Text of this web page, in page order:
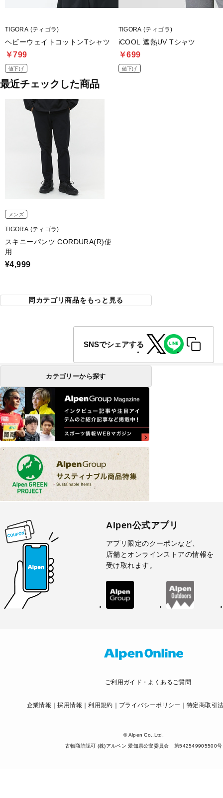
TIGORA (ティゴラ)
ヘビーウェイトコットンTシャツ
￥799
値下げ
TIGORA (ティゴラ)
iCOOL 遮熱UV Tシャツ
￥699
値下げ
最近チェックした商品
メンズ
TIGORA (ティゴラ)
スキニーパンツ CORDURA(R)使
用
¥4,999
同カテゴリ商品をもっと見る
SNSでシェアする
カテゴリーから探す
Alpen公式アプリ
アプリ限定のクーポンなど、
店舗とオンラインストアの情報を
受け取れます。
ご利用ガイド・よくあるご質問
企業情報 採用情報 利用規約 プライバシーポリシー 特定商取引
© Alpen Co.,Ltd.
古物商許認可 (株)アルペン 愛知県公安委員会 第542549905500号